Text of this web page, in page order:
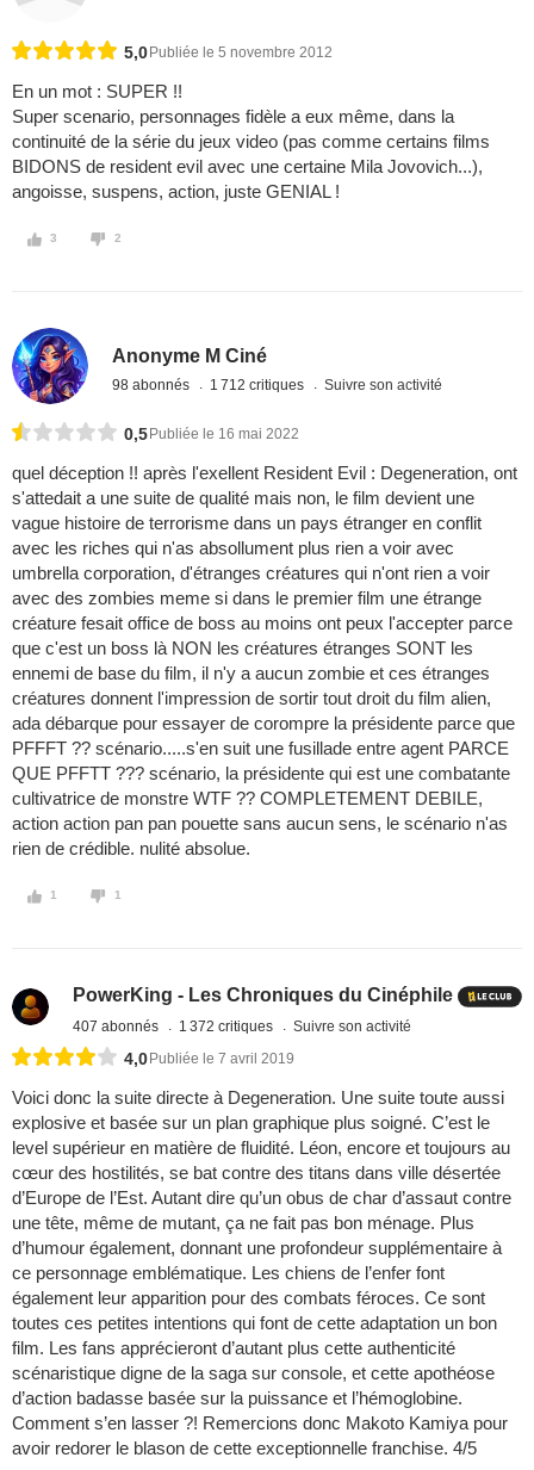
5,0 Publiée le 5 novembre 2012
En un mot : SUPER !!
Super scenario, personnages fidèle a eux même, dans la
continuité de la série du jeux video (pas comme certains films
BIDONS de resident evil avec une certaine Mila Jovovich...),
angoisse, suspens, action, juste GENIAL !
3 2
Anonyme M Ciné
98 abonnés 1 712 critiques Suivre son activité
0,5 Publiée le 16 mai 2022
quel déception !! après l'exellent Resident Evil : Degeneration, ont
s'attedait a une suite de qualité mais non, le film devient une
vague histoire de terrorisme dans un pays étranger en conflit
avec les riches qui n'as absollument plus rien a voir avec
umbrella corporation, d'étranges créatures qui n'ont rien a voir
avec des zombies meme si dans le premier film une étrange
créature fesait office de boss au moins ont peux l'accepter parce
que c'est un boss là NON les créatures étranges SONT les
ennemi de base du film, il n'y a aucun zombie et ces étranges
créatures donnent l'impression de sortir tout droit du film alien,
ada débarque pour essayer de corompre la présidente parce que
PFFFT ?? scénario.....s'en suit une fusillade entre agent PARCE
QUE PFFTT ??? scénario, la présidente qui est une combatante
cultivatrice de monstre WTF ?? COMPLETEMENT DEBILE,
action action pan pan pouette sans aucun sens, le scénario n'as
rien de crédible. nulité absolue.
1 1
PowerKing - Les Chroniques du Cinéphile
407 abonnés 1 372 critiques Suivre son activité
4,0 Publiée le 7 avril 2019
Voici donc la suite directe à Degeneration. Une suite toute aussi
explosive et basée sur un plan graphique plus soigné. C’est le
level supérieur en matière de fluidité. Léon, encore et toujours au
cœur des hostilités, se bat contre des titans dans ville désertée
d’Europe de l’Est. Autant dire qu’un obus de char d’assaut contre
une tête, même de mutant, ça ne fait pas bon ménage. Plus
d’humour également, donnant une profondeur supplémentaire à
ce personnage emblématique. Les chiens de l’enfer font
également leur apparition pour des combats féroces. Ce sont
toutes ces petites intentions qui font de cette adaptation un bon
film. Les fans apprécieront d’autant plus cette authenticité
scénaristique digne de la saga sur console, et cette apothéose
d’action badasse basée sur la puissance et l’hémoglobine.
Comment s’en lasser ?! Remercions donc Makoto Kamiya pour
avoir redorer le blason de cette exceptionnelle franchise. 4/5